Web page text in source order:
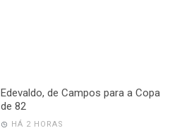
Edevaldo, de Campos para a Copa
de 82
HÁ 2 HORAS